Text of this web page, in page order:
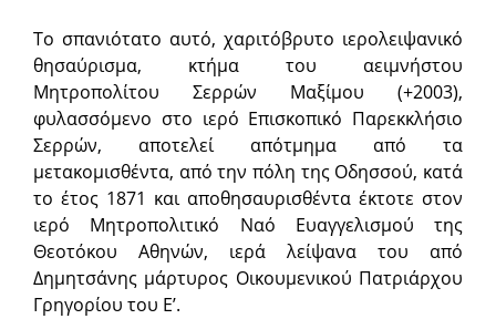
Το σπανιότατο αυτό, χαριτόβρυτο ιερολειψανικό
θησαύρισμα, κτήμα του αειμνήστου
Μητροπολίτου Σερρών Μαξίμου (+2003),
φυλασσόμενο στο ιερό Επισκοπικό Παρεκκλήσιο
Σερρών, αποτελεί απότμημα από τα
μετακομισθέντα, από την πόλη της Οδησσού, κατά
το έτος 1871 και αποθησαυρισθέντα έκτοτε στον
ιερό Μητροπολιτικό Ναό Ευαγγελισμού της
Θεοτόκου Αθηνών, ιερά λείψανα του από
Δημητσάνης μάρτυρος Οικουμενικού Πατριάρχου
Γρηγορίου του Ε’.